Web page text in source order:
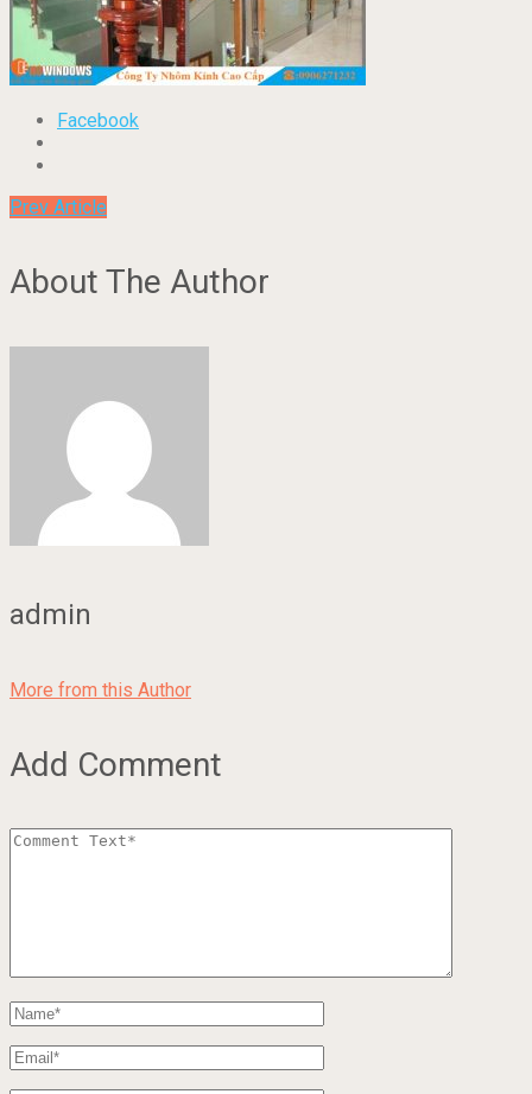
Facebook
Prev Article
About The Author
admin
More from this Author
Add Comment